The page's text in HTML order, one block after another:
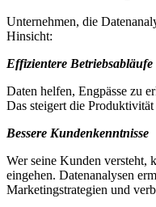
Unternehmen, die
Hinsicht:
Effizientere Betriebsabläufe
Daten helfen, Engpässe zu
Das steigert die
Bessere Kundenkenntnisse
Wer seine Kunden versteht,
eingehen. Datenanalysen
Marketingstrategien und